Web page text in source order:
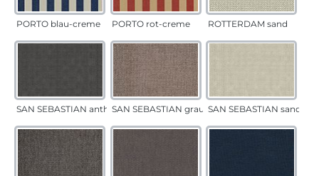
PORTO blau-creme PORTO rot-creme ROTTERDAM sand
SAN SEBASTIAN anthrazitSAN SEBASTIAN grau-sandSAN SEBASTIAN sand